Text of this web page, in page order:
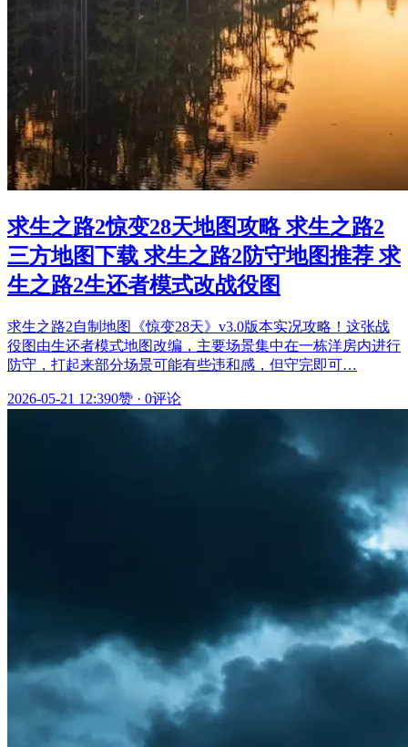
求生之路2惊变28天地图攻略 求生之路2
三方地图下载 求生之路2防守地图推荐 求
生之路2生还者模式改战役图
求生之路2自制地图《惊变28天》v3.0版本实况攻略！这张战
役图由生还者模式地图改编，主要场景集中在一栋洋房内进行
防守，打起来部分场景可能有些违和感，但守完即可…
2026-05-21 12:390赞 · 0评论